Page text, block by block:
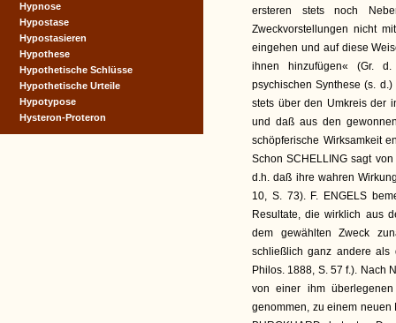
ersteren stets noch
Zweckvorstellungen nicht
eingehen und auf diese
ihnen hinzufügen« (Gr.
psychischen Synthese (s.
stets über den Umkreis der
und daß aus den
schöpferische Wirksamkeit
Schon SCHELLING sagt
d.h. daß ihre wahren
10, S. 73). F. ENGELS
Resultate, die wirklich aus
dem gewählten Zweck
schließlich ganz andere als
Philos. 1888, S. 57 f.). Nach
von einer ihm
genommen, zu einem neuen
Hypnose
Hypostase
Hypostasieren
Hypothese
Hypothetische Schlüsse
Hypothetische Urteile
Hypotypose
Hysteron-Proteron